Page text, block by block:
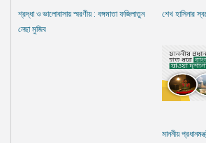
শ্রদ্ধা ও ভালোবাসায় স্মরণীয় : বঙ্গমাতা ফজিলাতুন
নেছা মুজিব
শেখ হাসিনার
মাননীয়